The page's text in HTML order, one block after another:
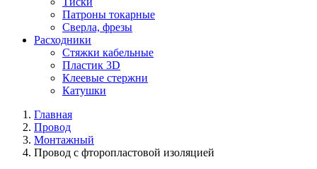
Патроны токарные
Сверла, фрезы
Расходники
Стяжки кабельные
Пластик 3D
Клеевые стержни
Катушки
Главная
Провод
Монтажный
Провод с фторопластовой изоляцией